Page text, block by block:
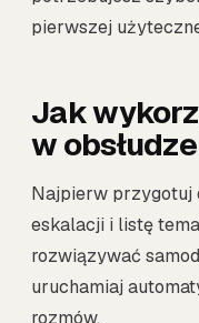
pierwszej
Jak
w
Najpierw przygotuj
eskalacji i listę
rozwiązywać
uruchamiaj
rozmów.